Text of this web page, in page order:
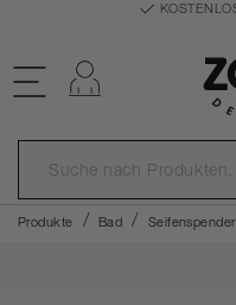
Produkte Bad Seifenspender